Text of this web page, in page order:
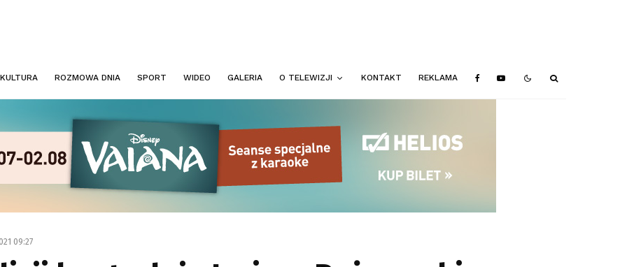
KULTURA ROZMOWA DNIA SPORT WIDEO GALERIA O TELEWIZJI KONTAKT REKLAMA
09:27